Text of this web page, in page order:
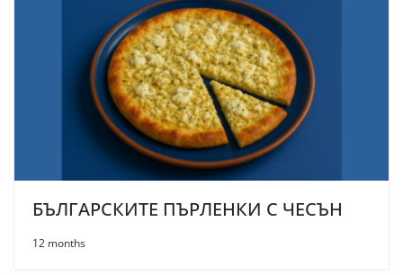
БЪЛГАРСКИТЕ ПЪРЛЕНКИ С ЧЕСЪН
12 months